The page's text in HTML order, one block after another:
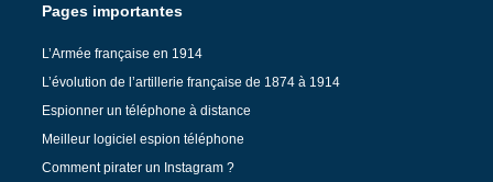
Pages importantes
L’Armée française en 1914
L’évolution de l’artillerie française de 1874 à 1914
Espionner un téléphone à distance
Meilleur logiciel espion téléphone
Comment pirater un Instagram ?